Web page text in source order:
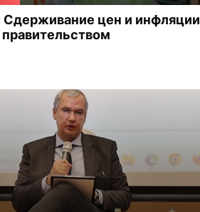
цен и инфляции
правительством